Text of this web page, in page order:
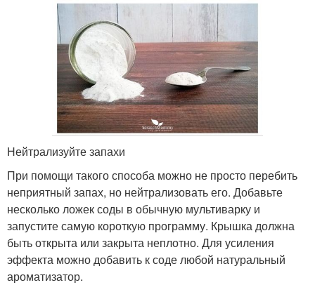
Нейтрализуйте запахи
При помощи такого способа можно не просто перебить
неприятный запах, но нейтрализовать его. Добавьте
несколько ложек соды в обычную мультиварку и
запустите самую короткую программу. Крышка должна
быть открыта или закрыта неплотно. Для усиления
эффекта можно добавить к соде любой натуральный
ароматизатор.